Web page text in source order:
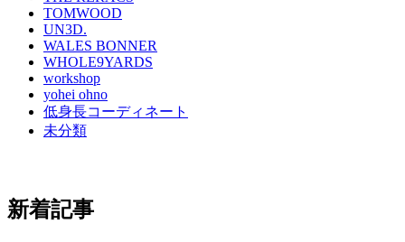
TOMWOOD
UN3D.
WALES BONNER
WHOLE9YARDS
workshop
yohei ohno
低身長コーディネート
未分類
新着記事